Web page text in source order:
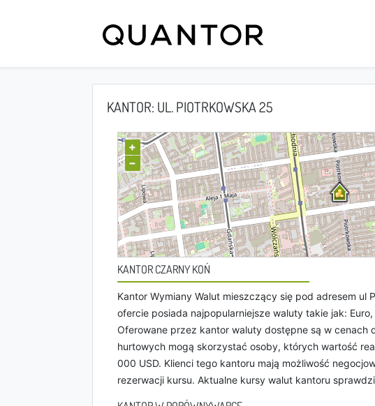
KANTOR: UL. PIOTRKOWSKA 25
+
−
KANTOR CZARNY KOŃ
Kantor Wymiany Walut mieszczący się pod adresem ul
ofercie posiada najpopularniejsze waluty takie jak:
Oferowane przez kantor waluty dostępne są w cenach
hurtowych mogą skorzystać osoby, których wartość
000 USD. Klienci tego kantoru mają możliwość
rezerwacji kursu. Aktualne kursy walut kantoru